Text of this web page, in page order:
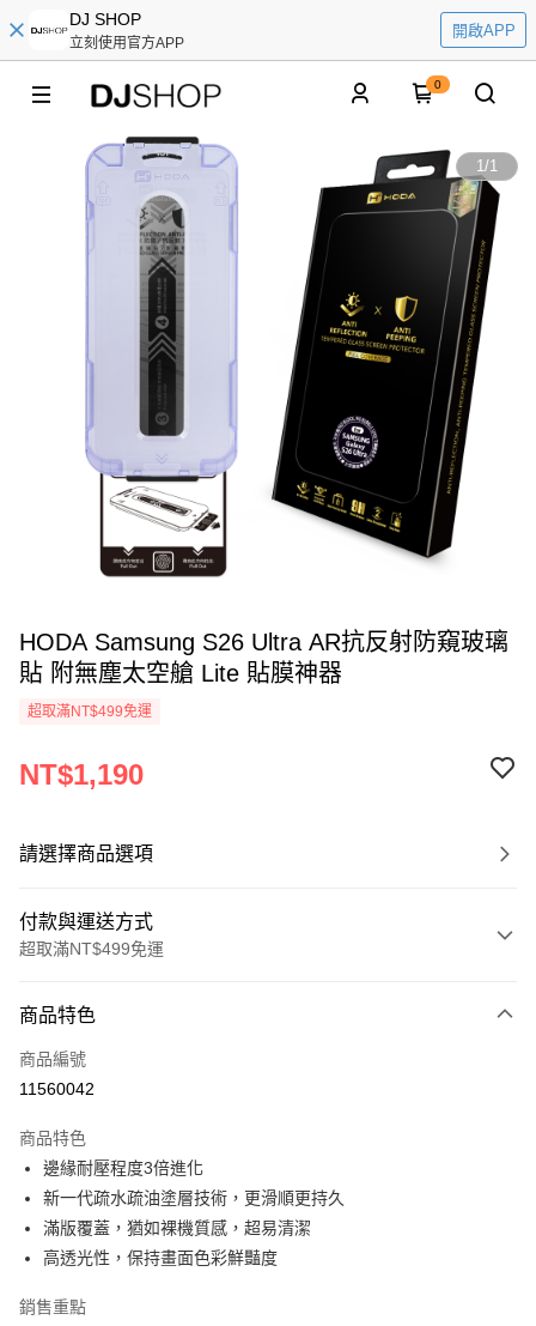
DJ SHOP
立刻使用官方APP
開啟APP
0
1/1
HODA Samsung S26 Ultra AR抗反射防窺玻璃
貼 附無塵太空艙 Lite 貼膜神器
超取滿NT$499免運
NT$1,190
請選擇商品選項
付款與運送方式
超取滿NT$499免運
信用卡一次付款
超商取貨付款
Apple Pay
街口支付
悠遊付
AFTEE先享後付
商品特色
商品編號
11560042
商品特色
邊緣耐壓程度3倍進化
新一代疏水疏油塗層技術，更滑順更持久
滿版覆蓋，猶如裸機質感，超易清潔
高透光性，保持畫面色彩鮮豔度
銷售重點